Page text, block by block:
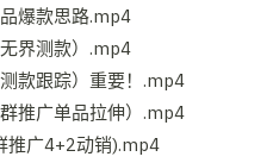
爆款思路.mp4
界测款）.mp4
款跟踪）重要！.mp4
推广单品拉伸）.mp4
推广4+2动销).mp4